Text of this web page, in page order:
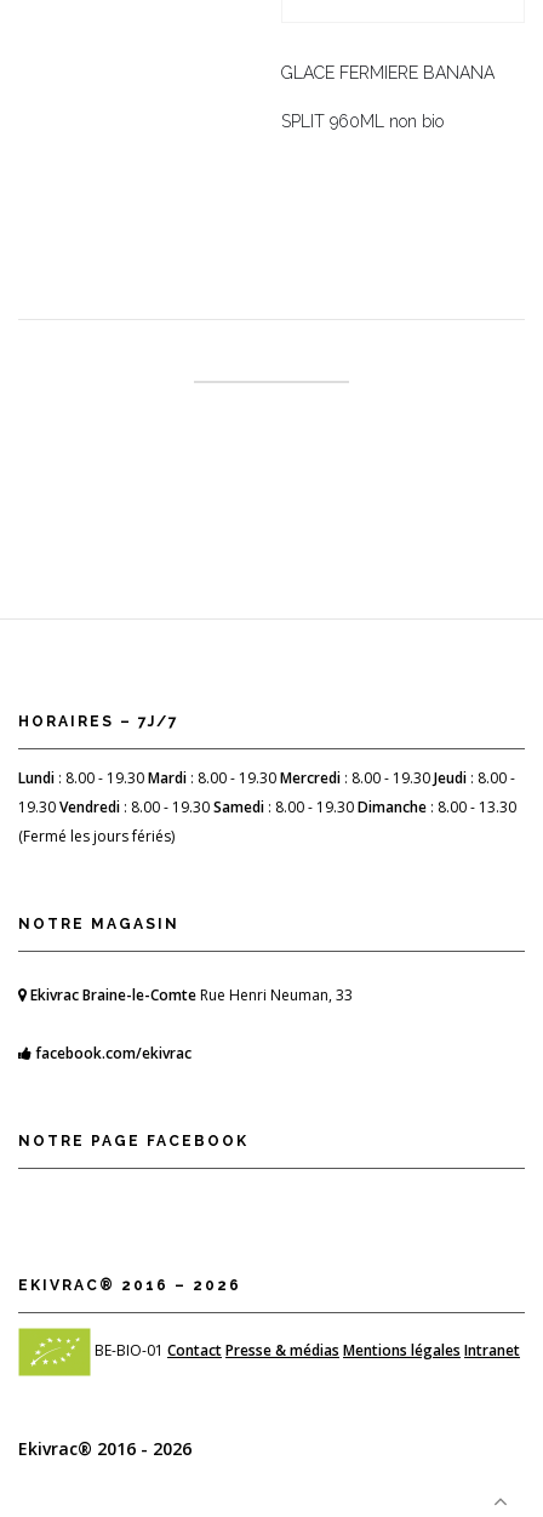
GLACE FERMIERE BANANA
SPLIT 960ML non bio
HORAIRES – 7J/7
Lundi : 8.00 - 19.30Mardi : 8.00 - 19.30Mercredi : 8.00 - 19.30Jeudi : 8.00 -
19.30Vendredi : 8.00 - 19.30Samedi : 8.00 - 19.30Dimanche : 8.00 - 13.30
(Fermé les jours fériés)
NOTRE MAGASIN
Ekivrac Braine-le-ComteRue Henri Neuman, 33
facebook.com/ekivrac
NOTRE PAGE FACEBOOK
EKIVRAC® 2016 – 2026
BE-BIO-01 ContactPresse & médias Mentions légales Intranet
Ekivrac® 2016 - 2026